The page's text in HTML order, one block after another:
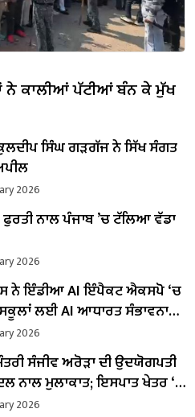
ਨੇ ਕਾਲੀਆਂ ਪੱਟੀਆਂ ਬੰਨ ਕੇ ਮੁੱਖ
ਸਿੰਘ ਗੜਗੱਜ ਨੇ ਸਿੱਖ ਸੰਗਤ
2026
ਨਾਲ ਪੰਜਾਬ ’ਚ ਟੱਲਿਆ ਵੱਡਾ
2026
ਨੇ ਇੰਡੀਆ AI ਇੰਪੈਕਟ ਐਕਸਪੋ ‘ਚ
ਲਈ AI ਆਧਾਰਤ ਸੰਭਾਵਨਾਵਾਂ
2026
ਸੰਜੀਵ ਅਰੋੜਾ ਦੀ ਉਦਯੋਗਪਤੀ
ਨਾਲ ਮੁਲਾਕਾਤ; ਇਸਪਾਤ ਖੇਤਰ ‘ਚ
ਨਿਵੇਸ਼ ਦਾ ਐਲਾਨ
2026